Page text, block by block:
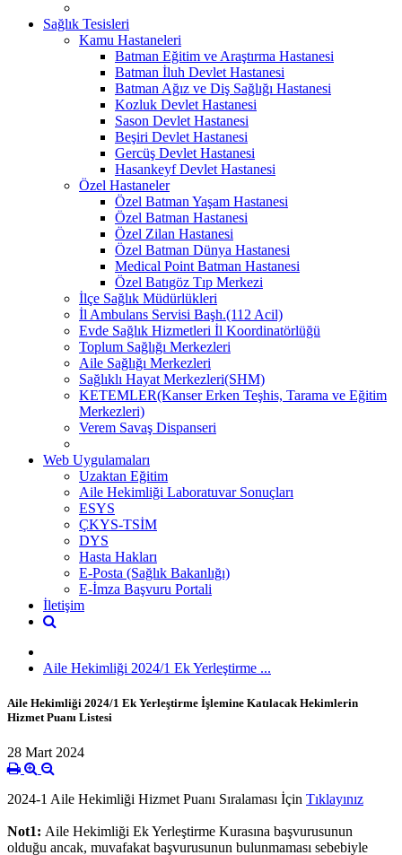
Sağlık Tesisleri
Kamu Hastaneleri
Batman Eğitim ve Araştırma Hastanesi
Batman İluh Devlet Hastanesi
Batman Ağız ve Diş Sağlığı Hastanesi
Kozluk Devlet Hastanesi
Sason Devlet Hastanesi
Beşiri Devlet Hastanesi
Gercüş Devlet Hastanesi
Hasankeyf Devlet Hastanesi
Özel Hastaneler
Özel Batman Yaşam Hastanesi
Özel Batman Hastanesi
Özel Zilan Hastanesi
Özel Batman Dünya Hastanesi
Medical Point Batman Hastanesi
Özel Batıgöz Tıp Merkezi
İlçe Sağlık Müdürlükleri
İl Ambulans Servisi Başh.(112 Acil)
Evde Sağlık Hizmetleri İl Koordinatörlüğü
Toplum Sağlığı Merkezleri
Aile Sağlığı Merkezleri
Sağlıklı Hayat Merkezleri(SHM)
KETEMLER(Kanser Erken Teşhis, Tarama ve Eğitim
Merkezleri)
Verem Savaş Dispanseri
Web Uygulamaları
Uzaktan Eğitim
Aile Hekimliği Laboratuvar Sonuçları
ESYS
ÇKYS-TSİM
DYS
Hasta Hakları
E-Posta (Sağlık Bakanlığı)
E-İmza Başvuru Portali
İletişim
Aile Hekimliği 2024/1 Ek Yerleştirme ...
Aile Hekimliği 2024/1 Ek Yerleştirme İşlemine Katılacak Hekimlerin
Hizmet Puanı Listesi
28 Mart 2024
2024-1 Aile Hekimliği Hizmet Puanı Sıralaması İçin Tıklayınız
Not1: Aile Hekimliği Ek Yerleştirme Kurasına başvurusunun
olduğu ancak, muvafakat başvurusunun bulunmaması sebebiyle